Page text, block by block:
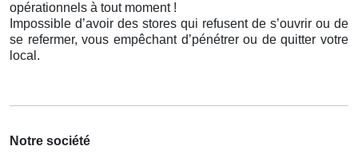
opérationnels à tout moment !
Impossible d’avoir des stores qui refusent de s’ouvrir ou de
se refermer, vous empêchant d’pénétrer ou de quitter votre
local.
Notre société